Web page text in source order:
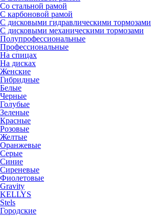
Со стальной рамой
С карбоновой рамой
С дисковыми гидравлическими тормозами
С дисковыми механическими тормозами
Полупрофессиональные
Профессиональные
На спицах
На дисках
Женские
Гибридные
Белые
Черные
Голубые
Зеленые
Красные
Розовые
Желтые
Оранжевые
Серые
Синие
Сиреневые
Фиолетовые
Gravity
KELLYS
Stels
Городские